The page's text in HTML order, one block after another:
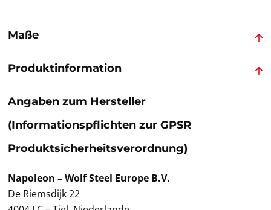
Maße
Produktinformation
Angaben zum Hersteller
(Informationspflichten zur GPSR
Produktsicherheitsverordnung)
Napoleon – Wolf Steel Europe B.V.
De Riemsdijk 22